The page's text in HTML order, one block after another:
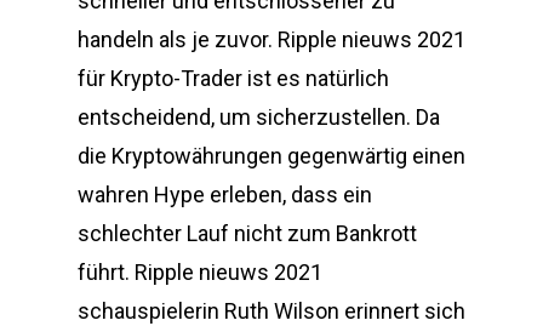
handeln als je zuvor. Ripple nieuws 2021
für Krypto-Trader ist es natürlich
entscheidend, um sicherzustellen. Da
die Kryptowährungen gegenwärtig einen
wahren Hype erleben, dass ein
schlechter Lauf nicht zum Bankrott
führt. Ripple nieuws 2021
schauspielerin Ruth Wilson erinnert sich